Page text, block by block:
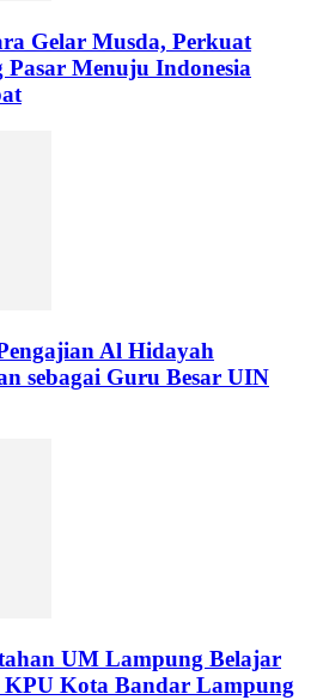
Gelar Musda, Perkuat
Pasar Menuju Indonesia
Al Hidayah
sebagai Guru Besar UIN
UM Lampung Belajar
Kota Bandar Lampung